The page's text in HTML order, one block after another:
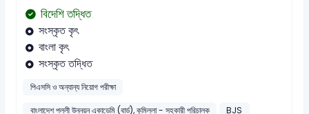
বিদেশি তদ্ধিত
সংস্কৃত কৃৎ
বাংলা কৃৎ
সংস্কৃত তদ্ধিত
পিএসসি ও অন্যান্য নিয়োগ পরীক্ষা
বাংলাদেশ পল্লী উন্নয়ন একাডেমি (বার্ড), কুমিল্লা - সহকারী পরিচালক
BJS